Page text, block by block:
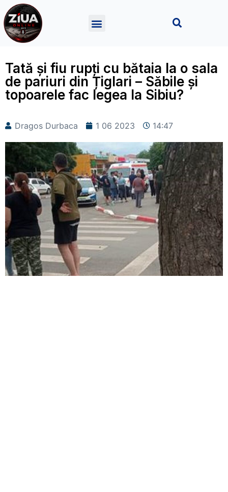
Tată și fiu rupți cu bătaia la o sala
de pariuri din Țiglari – Săbile și
topoarele fac legea la Sibiu?
Dragos Durbaca 1 06 2023 14:47